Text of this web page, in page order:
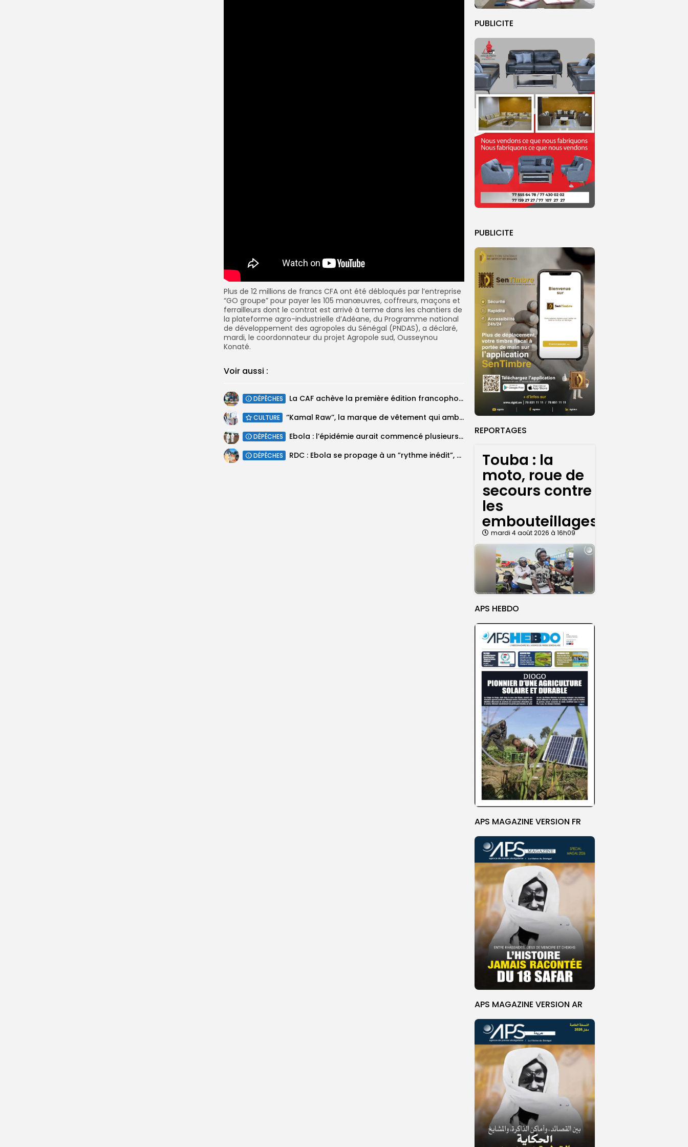
PUBLICITE
PUBLICITE
REPORTAGES
Touba : la
moto, roue de
secours contre
les
embouteillages
mardi 4 août 2026 à 16h09
APS HEBDO
APS MAGAZINE VERSION FR
APS MAGAZINE VERSION AR
Plus de 12 millions de francs CFA ont été débloqués par l’entreprise
“GO groupe” pour payer les 105 manœuvres, coffreurs, maçons et
ferrailleurs dont le contrat est arrivé à terme dans les chantiers de
la plateforme agro-industrielle d’Adéane, du Programme national
de développement des agropoles du Sénégal (PNDAS), a déclaré,
mardi, le coordonnateur du projet Agropole sud, Ousseynou
Konaté.
Voir aussi :
DÉPÊCHES La CAF achève la première édition francophone de son Programme exécutif de...
CULTURE ‘’Kamal Raw’’, la marque de vêtement qui ambitionne d’unir les peuples
DÉPÊCHES Ebola : l’épidémie aurait commencé plusieurs mois avant sa déclaration officielle en...
DÉPÊCHES RDC : Ebola se propage à un ”rythme inédit”, alerte l’ONU